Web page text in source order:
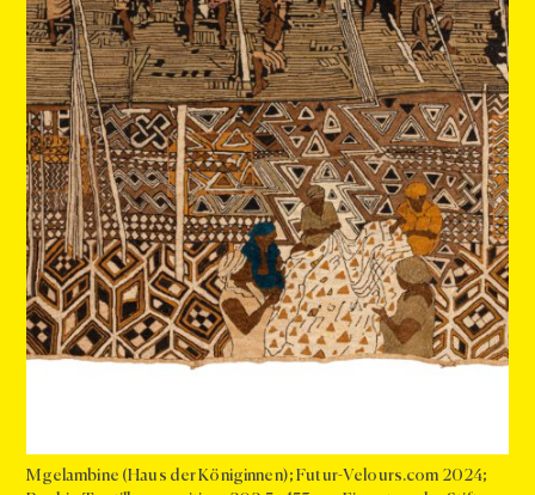
Mgelambine (Haus der Königinnen); Futur-Velours.com 2024;